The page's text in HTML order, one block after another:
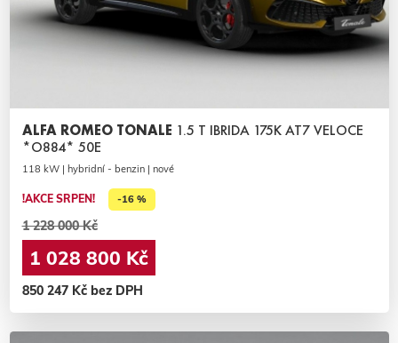
ALFA ROMEO TONALE 1.5 T IBRIDA 175K AT7 VELOCE
*O884* 50E
118 kW | hybridní - benzin | nové
!AKCE SRPEN! -16 %
1 228 000 Kč
1 028 800 Kč
850 247 Kč bez DPH